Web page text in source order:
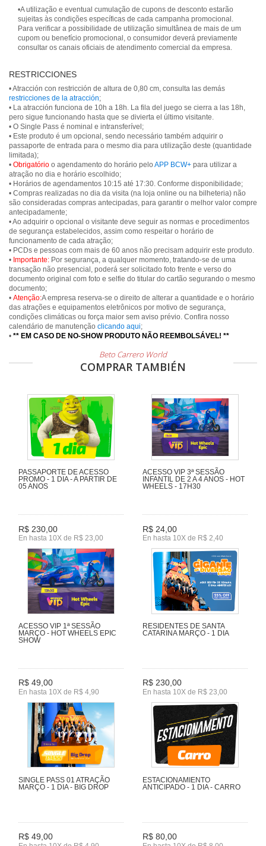
•A utilização e eventual cumulação de cupons de desconto estarão
sujeitas às condições específicas de cada campanha promocional.
Para verificar a possibilidade de utilização simultânea de mais de um
cupom ou benefício promocional, o consumidor deverá previamente
consultar os canais oficiais de atendimento comercial da empresa.
RESTRICCIONES
• Atracción con restricción de altura de 0,80 cm, consulta las demás
restricciones de la atracción;
• La atracción funciona de 10h a 18h. La fila del juego se cierra a las 18h,
pero sigue funcionando hasta que se divierta el último visitante.
• O Single Pass é nominal e intransferível;
• Este produto é um opcional, sendo necessário também adquirir o
passaporte de entrada para o mesmo dia para utilização deste (quantidade
limitada);
• Obrigatório o agendamento do horário pelo APP BCW+ para utilizar a
atração no dia e horário escolhido;
• Horários de agendamentos 10:15 até 17:30. Conforme disponibilidade;
• Compras realizadas no dia da visita (na loja online ou na bilheteria) não
são consideradas compras antecipadas, para garantir o melhor valor compre
antecipadamente;
• Ao adquirir o opcional o visitante deve seguir as normas e procedimentos
de segurança estabelecidos, assim como respeitar o horário de
funcionamento de cada atração;
• PCDs e pessoas com mais de 60 anos não precisam adquirir este produto.
• Importante: Por segurança, a qualquer momento, tratando-se de uma
transação não presencial, poderá ser solicitado foto frente e verso do
documento original com foto e selfie do titular do cartão segurando o mesmo
documento;
• Atenção:A empresa reserva-se o direito de alterar a quantidade e o horário
das atrações e equipamentos eletrônicos por motivo de segurança,
condições climáticas ou força maior sem aviso prévio. Confira nosso
calendário de manutenção clicando aqui;
• ** EM CASO DE NO-SHOW PRODUTO NÃO REEMBOLSÁVEL! **
Beto Carrero World
COMPRAR TAMBIÉN
PASSAPORTE DE ACESSO
PROMO - 1 DIA - A PARTIR DE
05 ANOS
R$ 230,00
En hasta 10X de R$ 23,00
ACESSO VIP 3ª SESSÃO
INFANTIL DE 2 A 4 ANOS - HOT
WHEELS - 17H30
R$ 24,00
En hasta 10X de R$ 2,40
ACESSO VIP 1ª SESSÃO
MARÇO - HOT WHEELS EPIC
SHOW
R$ 49,00
En hasta 10X de R$ 4,90
RESIDENTES DE SANTA
CATARINA MARÇO - 1 DIA
R$ 230,00
En hasta 10X de R$ 23,00
SINGLE PASS 01 ATRAÇÃO
MARÇO - 1 DIA - BIG DROP
R$ 49,00
ESTACIONAMIENTO
ANTICIPADO - 1 DIA - CARRO
R$ 80,00